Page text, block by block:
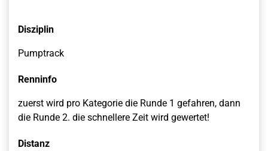
Disziplin
Pumptrack
Renninfo
zuerst wird pro Kategorie die Runde 1 gefahren, dann
die Runde 2. die schnellere Zeit wird gewertet!
Distanz